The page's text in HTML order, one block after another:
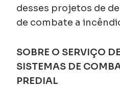
desses projetos de
de combate a
SOBRE O SERVIÇO
SISTEMAS DE
PREDIAL